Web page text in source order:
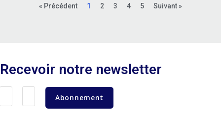
« Précédent 1 2 3 4 5 Suivant »
Recevoir notre newsletter
Abonnement